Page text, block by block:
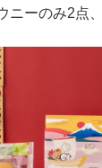
ニーのみ2点